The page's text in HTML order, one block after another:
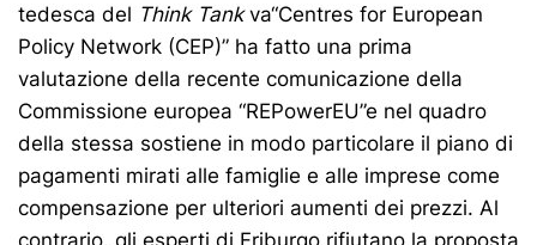
tedesca del Think Tankva“Centres for European
Policy Network (CEP)” ha fatto una prima
valutazione della recente comunicazione della
Commissione europea “REPowerEU”e nel quadro
della stessa sostiene in modo particolare il piano di
pagamenti mirati alle famiglie e alle imprese come
compensazione per ulteriori aumenti dei prezzi. Al
contrario, gli esperti di Friburgo rifiutano la proposta